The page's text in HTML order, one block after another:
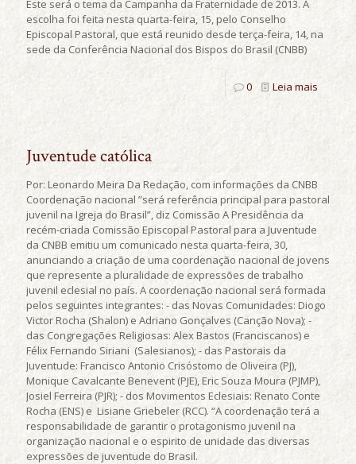
Este será o tema da Campanha da Fraternidade de 2013. A
escolha foi feita nesta quarta-feira, 15, pelo Conselho
Episcopal Pastoral, que está reunido desde terça-feira, 14, na
sede da Conferência Nacional dos Bispos do Brasil (CNBB)
0 Leia mais
Juventude católica
Por: Leonardo Meira Da Redação, com informações da CNBB
Coordenação nacional ”será referência principal para pastoral
juvenil na Igreja do Brasil”, diz Comissão A Presidência da
recém-criada Comissão Episcopal Pastoral para a Juventude
da CNBB emitiu um comunicado nesta quarta-feira, 30,
anunciando a criação de uma coordenação nacional de jovens
que represente a pluralidade de expressões de trabalho
juvenil eclesial no país. A coordenação nacional será formada
pelos seguintes integrantes: - das Novas Comunidades: Diogo
Victor Rocha (Shalon) e Adriano Gonçalves (Canção Nova); -
das Congregações Religiosas: Alex Bastos (Franciscanos) e
Félix Fernando Siriani (Salesianos); - das Pastorais da
Juventude: Francisco Antonio Crisóstomo de Oliveira (PJ),
Monique Cavalcante Benevent (PJE), Eric Souza Moura (PJMP),
Josiel Ferreira (PJR); - dos Movimentos Eclesiais: Renato Conte
Rocha (ENS) e Lisiane Griebeler (RCC). “A coordenação terá a
responsabilidade de garantir o protagonismo juvenil na
organização nacional e o espirito de unidade das diversas
expressões de juventude do Brasil.